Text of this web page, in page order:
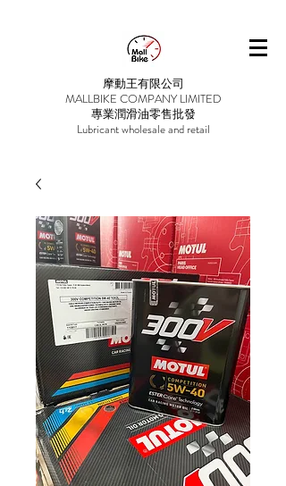
摩動王有限公司
MALLBIKE COMPANY LIMITED
專業潤滑油零售批發
Lubricant wholesale and retail